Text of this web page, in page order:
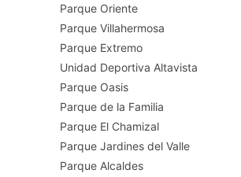
Parque Oriente
Parque Villahermosa
Parque Extremo
Unidad Deportiva Altavista
Parque Oasis
Parque de la Familia
Parque El Chamizal
Parque Jardines del Valle
Parque Alcaldes